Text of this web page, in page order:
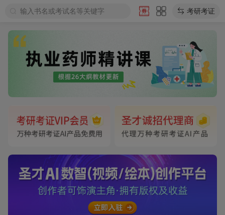
输入书名或考试名等关键字 考研考证